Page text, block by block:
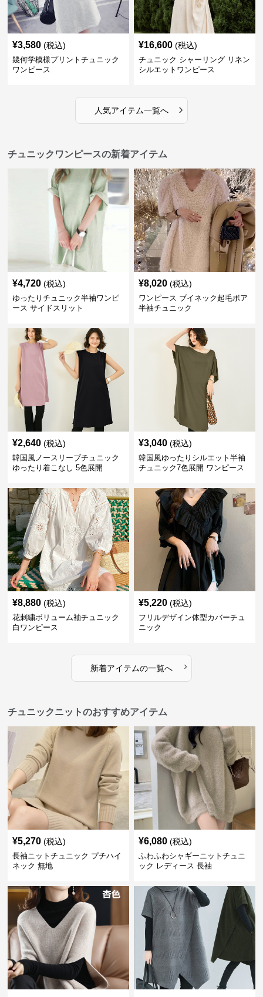
¥3,580 (税込)
幾何学模様プリントチュニック
ワンピース
¥16,600 (税込)
チュニック シャーリング リネン
シルエットワンピース
人気アイテム一覧へ ›
チュニックワンピースの新着アイテム
¥4,720 (税込)
ゆったりチュニック半袖ワンピ
ース サイドスリット
¥8,020 (税込)
ワンピース ブイネック起毛ボア
半袖チュニック
¥2,640 (税込)
韓国風ノースリーブチュニック
ゆったり着こなし 5色展開
¥3,040 (税込)
韓国風ゆったりシルエット半袖
チュニック7色展開 ワンピース
¥8,880 (税込)
花刺繍ボリューム袖チュニック
白ワンピース
¥5,220 (税込)
フリルデザイン体型カバーチュ
ニック
新着アイテムの一覧へ ›
チュニックニットのおすすめアイテム
¥5,270 (税込)
長袖ニットチュニック プチハイ
ネック 無地
¥6,080 (税込)
ふわふわシャギーニットチュニ
ック レディース 長袖